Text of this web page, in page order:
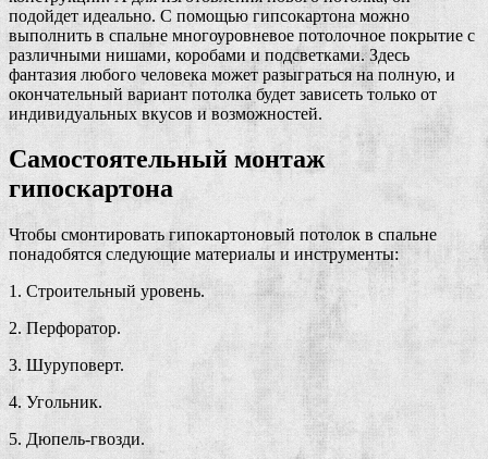
подойдет идеально. С помощью гипсокартона можно
выполнить в спальне многоуровневое потолочное покрытие с
различными нишами, коробами и подсветками. Здесь
фантазия любого человека может разыграться на полную, и
окончательный вариант потолка будет зависеть только от
индивидуальных вкусов и возможностей.
Самостоятельный монтаж
гипоскартона
Чтобы смонтировать гипокартоновый потолок в спальне
понадобятся следующие материалы и инструменты:
1. Строительный уровень.
2. Перфоратор.
3. Шуруповерт.
4. Угольник.
5. Дюпель-гвозди.